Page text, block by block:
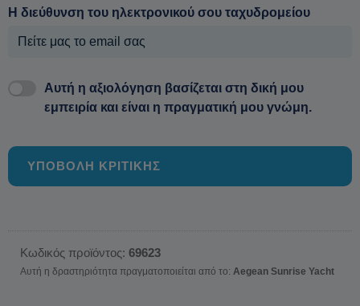
Η διεύθυνση του ηλεκτρονικού σου ταχυδρομείου
Αυτή η αξιολόγηση βασίζεται στη δική μου
εμπειρία και είναι η πραγματική μου γνώμη.
ΥΠΟΒΟΛΗ ΚΡΙΤΙΚΗΣ
Κωδικός προϊόντος: 69623
Αυτή η δραστηριότητα πραγματοποιείται από το: Aegean Sunrise Yacht